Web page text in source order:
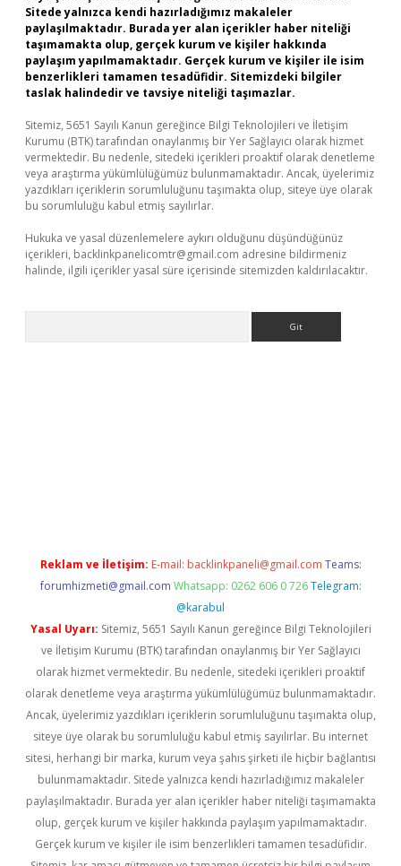
Sitede yalnızca kendi hazırladığımız makaleler
paylaşılmaktadır. Burada yer alan içerikler haber niteliği
taşımamakta olup, gerçek kurum ve kişiler hakkında
paylaşım yapılmamaktadır. Gerçek kurum ve kişiler ile isim
benzerlikleri tamamen tesadüfidir. Sitemizdeki bilgiler
taslak halindedir ve tavsiye niteliği taşımazlar.
Sitemiz, 5651 Sayılı Kanun gereğince Bilgi Teknolojileri ve İletişim
Kurumu (BTK) tarafından onaylanmış bir Yer Sağlayıcı olarak hizmet
vermektedir. Bu nedenle, sitedeki içerikleri proaktif olarak denetleme
veya araştırma yükümlülüğümüz bulunmamaktadır. Ancak, üyelerimiz
yazdıkları içeriklerin sorumluluğunu taşımakta olup, siteye üye olarak
bu sorumluluğu kabul etmiş sayılırlar.
Hukuka ve yasal düzenlemelere aykırı olduğunu düşündüğünüz
içerikleri, backlinkpanelicomtr@gmail.com adresine bildirmeniz
halinde, ilgili içerikler yasal süre içerisinde sitemizden kaldırılacaktır.
Reklam ve İletişim: E-mail: backlinkpaneli@gmail.com Teams:
forumhizmeti@gmail.com Whatsapp: 0262 606 0 726 Telegram:
@karabul
Yasal Uyarı: Sitemiz, 5651 Sayılı Kanun gereğince Bilgi Teknolojileri
ve İletişim Kurumu (BTK) tarafından onaylanmış bir Yer Sağlayıcı
olarak hizmet vermektedir. Bu nedenle, sitedeki içerikleri proaktif
olarak denetleme veya araştırma yükümlülüğümüz bulunmamaktadır.
Ancak, üyelerimiz yazdıkları içeriklerin sorumluluğunu taşımakta olup,
siteye üye olarak bu sorumluluğu kabul etmiş sayılırlar. Bu internet
sitesi, herhangi bir marka, kurum veya şahıs şirketi ile hiçbir bağlantısı
bulunmamaktadır. Sitede yalnızca kendi hazırladığımız makaleler
paylaşılmaktadır. Burada yer alan içerikler haber niteliği taşımamakta
olup, gerçek kurum ve kişiler hakkında paylaşım yapılmamaktadır.
Gerçek kurum ve kişiler ile isim benzerlikleri tamamen tesadüfidir.